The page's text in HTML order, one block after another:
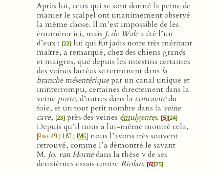
Après lui, ceux qui se sont donné la peine de
manier le scalpel ont unanimement observé
la même chose. Il m’est impossible de les
énumérer ici, mais J. de Walea été l’un
d’eux : [22] lui qui fut jadis notre très méritant
maître, a remarqué, chez des chiens grands
et maigres, que depuis les intestins certaines
des veines lactées se terminent dans la
branche mésentériquepar un canal unique et
ininterrompu, certaines directement dans la
veine porte, d’autres dans la concavitédu
foie, et un tout petit nombre dans la veine
cave, [23] près des veines émulgentes. [5][24]
Depuis qu’il nous a lui-même montré cela,
[Page 49 | LAT| IMG] nous l’avons très souvent
retrouvé, comme l’a démontré le savant
M. Jo. van Hornedans la thèse vde ses
deuxièmes essais contre Riolan. [6][25]